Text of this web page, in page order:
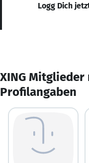
Logg Dich
XING
Profilangaben